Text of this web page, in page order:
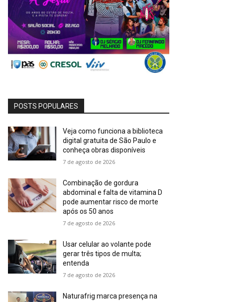
POSTS POPULARES
Veja como funciona a biblioteca
digital gratuita de São Paulo e
conheça obras disponíveis
7 de agosto de 2026
Combinação de gordura
abdominal e falta de vitamina D
pode aumentar risco de morte
após os 50 anos
7 de agosto de 2026
Usar celular ao volante pode
gerar três tipos de multa;
entenda
7 de agosto de 2026
Naturafrig marca presença na